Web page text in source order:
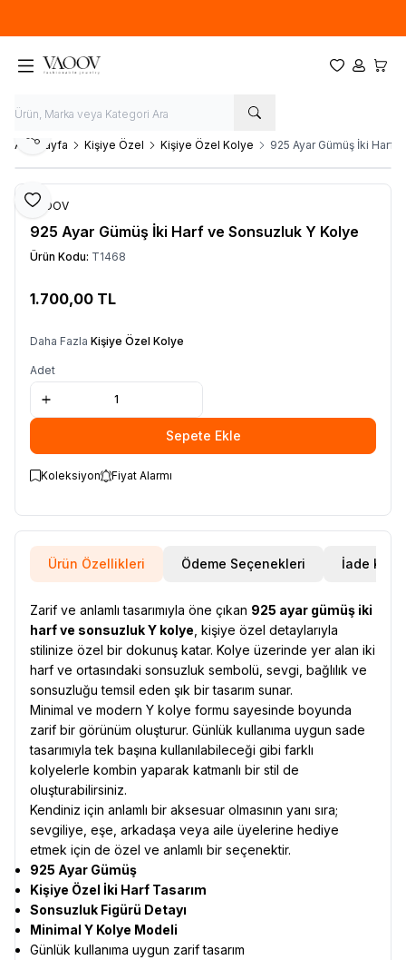
Favorilerim
Hesabım
Ana Sayfa Kişiye Özel Kişiye Özel Kolye 925 Ayar Gümüş İki Harf
Favoriye Ekle
Paylaş
VAOOV
925 Ayar Gümüş İki Harf ve Sonsuzluk Y Kolye
Ürün Kodu: T1468
1.700,00 TL
Daha Fazla Kişiye Özel Kolye
Adet
Sepete Ekle
Koleksiyon Fiyat Alarmı
Ürün Özellikleri Ödeme Seçenekleri İade
Zarif ve anlamlı tasarımıyla öne çıkan 925 ayar gümüş iki
harf ve sonsuzluk Y kolye , kişiye özel detaylarıyla
stilinize özel bir dokunuş katar. Kolye üzerinde yer alan iki
harf ve ortasındaki sonsuzluk sembolü, sevgi, bağlılık ve
sonsuzluğu temsil eden şık bir tasarım sunar.
Minimal ve modern Y kolye formu sayesinde boyunda
zarif bir görünüm oluşturur. Günlük kullanıma uygun sade
tasarımıyla tek başına kullanılabileceği gibi farklı
kolyelerle kombin yaparak katmanlı bir stil de
oluşturabilirsiniz.
Kendiniz için anlamlı bir aksesuar olmasının yanı sıra;
sevgiliye, eşe, arkadaşa veya aile üyelerine hediye
etmek için de özel ve anlamlı bir seçenektir.
925 Ayar Gümüş
Kişiye Özel İki Harf Tasarım
Sonsuzluk Figürü Detayı
Minimal Y Kolye Modeli
Günlük kullanıma uygun zarif tasarım